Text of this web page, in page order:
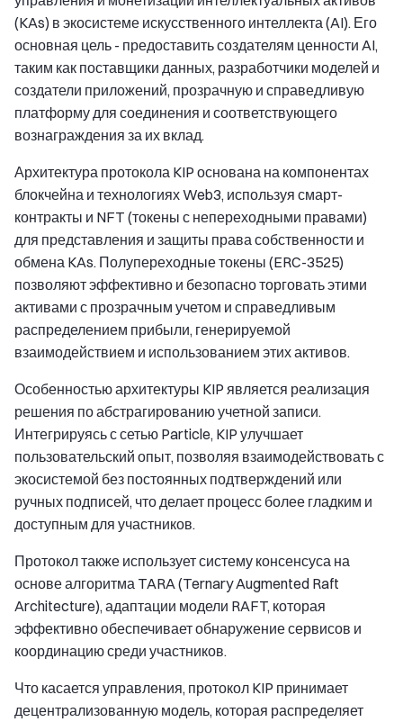
(KAs) в экосистеме искусственного интеллекта (AI). Его
основная цель - предоставить создателям ценности AI,
таким как поставщики данных, разработчики моделей и
создатели приложений, прозрачную и справедливую
платформу для соединения и соответствующего
вознаграждения за их вклад.
Архитектура протокола KIP основана на компонентах
блокчейна и технологиях Web3, используя смарт-
контракты и NFT (токены с непереходными правами)
для представления и защиты права собственности и
обмена KAs. Полупереходные токены (ERC-3525)
позволяют эффективно и безопасно торговать этими
активами с прозрачным учетом и справедливым
распределением прибыли, генерируемой
взаимодействием и использованием этих активов.
Особенностью архитектуры KIP является реализация
решения по абстрагированию учетной записи.
Интегрируясь с сетью Particle, KIP улучшает
пользовательский опыт, позволяя взаимодействовать с
экосистемой без постоянных подтверждений или
ручных подписей, что делает процесс более гладким и
доступным для участников.
Протокол также использует систему консенсуса на
основе алгоритма TARA (Ternary Augmented Raft
Architecture), адаптации модели RAFT, которая
эффективно обеспечивает обнаружение сервисов и
координацию среди участников.
Что касается управления, протокол KIP принимает
децентрализованную модель, которая распределяет